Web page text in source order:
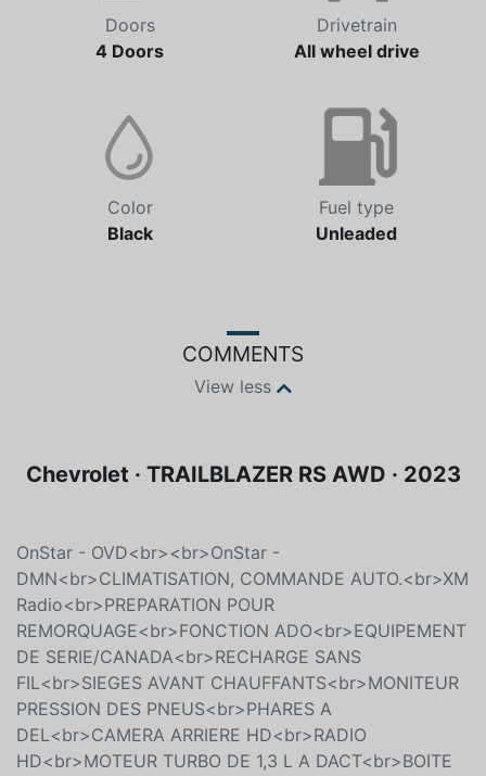
Doors
4 Doors
Drivetrain
All wheel drive
Color
Black
Fuel type
Unleaded
COMMENTS
View less
Chevrolet · TRAILBLAZER RS AWD · 2023
OnStar - OVD<br><br>OnStar -
DMN<br>CLIMATISATION, COMMANDE AUTO.<br>XM
Radio<br>PREPARATION POUR
REMORQUAGE<br>FONCTION ADO<br>EQUIPEMENT
DE SERIE/CANADA<br>RECHARGE SANS
FIL<br>SIEGES AVANT CHAUFFANTS<br>MONITEUR
PRESSION DES PNEUS<br>PHARES A
DEL<br>CAMERA ARRIERE HD<br>RADIO
HD<br>MOTEUR TURBO DE 1,3 L A DACT<br>BOITE